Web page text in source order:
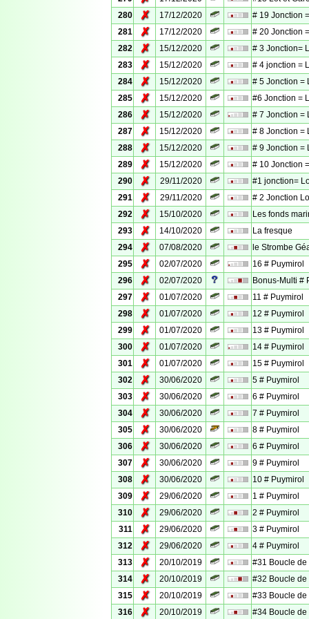
280
✗ 17/12/2020
# 19 Jonction
281
✗ 17/12/2020
# 20 Jonction
282
✗ 15/12/2020
# 3 Jonction=
283
✗ 15/12/2020
# 4 jonction =
284
✗ 15/12/2020
# 5 Jonction =
285
✗ 15/12/2020
#6 Jonction =
286
✗ 15/12/2020
# 7 Jonction =
287
✗ 15/12/2020
# 8 Jonction =
288
✗ 15/12/2020
# 9 Jonction =
289
✗ 15/12/2020
# 10 Jonction
290
✗ 29/11/2020
#1 jonction=
291
✗ 29/11/2020
# 2 Jonction
292
✗ 15/10/2020
Les fonds
293
✗ 14/10/2020
La fresque
294
✗ 07/08/2020
le Strombe
295
✗ 02/07/2020
16 # Puymirol
296
✗ 02/07/2020
Bonus-Multi #
297
✗ 01/07/2020
11 # Puymirol
298
✗ 01/07/2020
12 # Puymirol
299
✗ 01/07/2020
13 # Puymirol
300
✗ 01/07/2020
14 # Puymirol
301
✗ 01/07/2020
15 # Puymirol
302
✗ 30/06/2020
5 # Puymirol
303
✗ 30/06/2020
6 # Puymirol
304
✗ 30/06/2020
7 # Puymirol
305
✗ 30/06/2020
8 # Puymirol
306
✗ 30/06/2020
6 # Puymirol
307
✗ 30/06/2020
9 # Puymirol
308
✗ 30/06/2020
10 # Puymirol
309
✗ 29/06/2020
1 # Puymirol
310
✗ 29/06/2020
2 # Puymirol
311
✗ 29/06/2020
3 # Puymirol
312
✗ 29/06/2020
4 # Puymirol
313
✗ 20/10/2019
#31 Boucle de
314
✗ 20/10/2019
#32 Boucle de
315
✗ 20/10/2019
#33 Boucle de
316
✗ 20/10/2019
#34 Boucle de